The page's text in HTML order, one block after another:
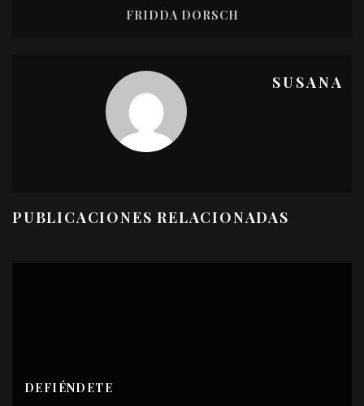
FRIDDA DORSCH
SUSANA
PUBLICACIONES RELACIONADAS
DEFIÉNDETE